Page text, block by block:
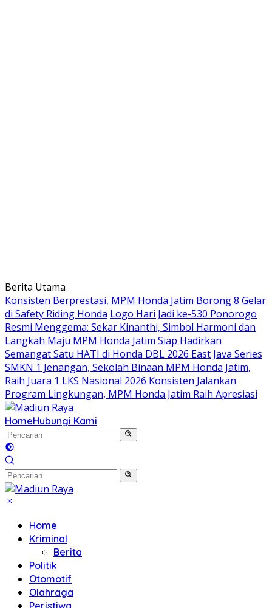
Langsung
ke
konten
Berita Utama
Konsisten Berprestasi, MPM Honda Jatim Borong 8 Gelar
di Safety Riding Honda Logo Hari Jadi ke-530 Ponorogo
Resmi Menggema: Sekar Kinanthi, Simbol Harmoni dan
Langkah Maju MPM Honda Jatim Siap Hadirkan
Semangat Satu HATI di Honda DBL 2026 East Java Series
SMKN 1 Jenangan, Sekolah Binaan MPM Honda Jatim,
Raih Juara 1 LKS Nasional 2026 Konsisten Jalankan
Program Lingkungan, MPM Honda Jatim Raih Apresiasi
HomeHubungi Kami
Home
Kriminal
Berita
Politik
Otomotif
Olahraga
Peristiwa